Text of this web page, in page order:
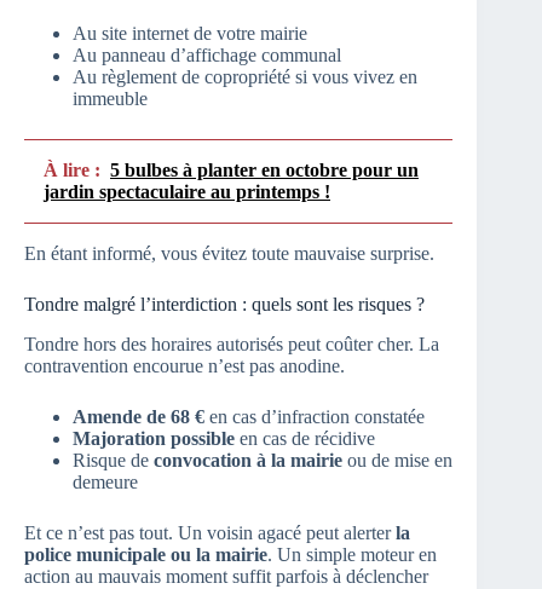
Au site internet de votre mairie
Au panneau d’affichage communal
Au règlement de copropriété si vous vivez en
immeuble
À lire : 5 bulbes à planter en octobre pour un
jardin spectaculaire au printemps !
En étant informé, vous évitez toute mauvaise surprise.
Tondre malgré l’interdiction : quels sont les risques ?
Tondre hors des horaires autorisés peut coûter cher. La
contravention encourue n’est pas anodine.
Amende de 68 € en cas d’infraction constatée
Majoration possible en cas de récidive
Risque de convocation à la mairie ou de mise en
demeure
Et ce n’est pas tout. Un voisin agacé peut alerterla
police municipale ou la mairie. Un simple moteur en
action au mauvais moment suffit parfois à déclencher